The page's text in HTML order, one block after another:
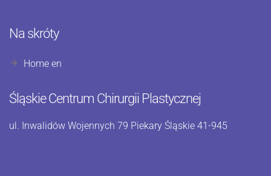
Na skróty
Home en
Śląskie Centrum Chirurgii Plastycznej
ul. Inwalidów Wojennych 79 Piekary Śląskie 41-945